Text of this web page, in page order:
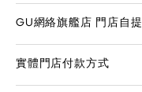
GU網絡旗艦店 門店自
實體門店付款方式